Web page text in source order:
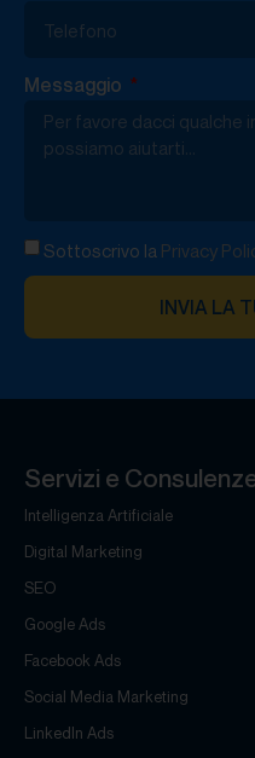
Messaggio
Sottoscrivo la Privacy
INVIA LA
Servizi e
Intelligenza Artificiale
Digital Marketing
SEO
Google Ads
Facebook Ads
Social Media Marketing
LinkedIn Ads